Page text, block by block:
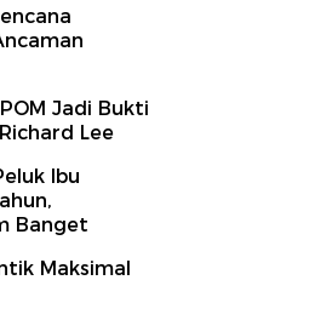
Jadi Bukti
Lee
Ibu
Banget
Maksimal